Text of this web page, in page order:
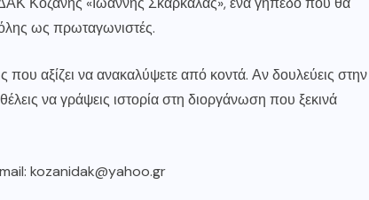
ως πρωταγωνιστές.
που αξίζει να ανακαλύψετε από κοντά. Αν δουλεύεις στην
να γράψεις ιστορία στη διοργάνωση που ξεκινά
kozanidak@yahoo.gr